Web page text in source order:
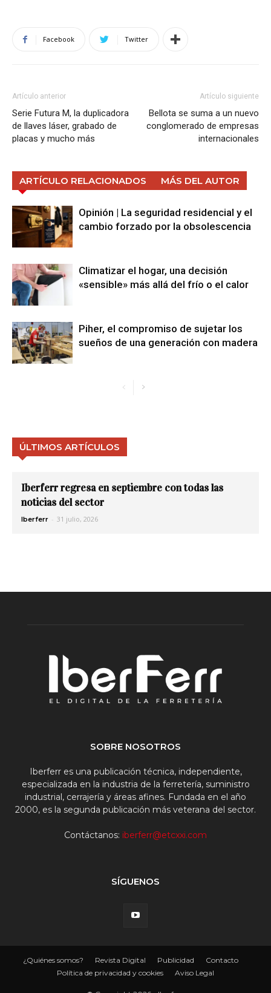
Facebook Twitter
Artículo anterior
Serie Futura M, la duplicadora
de llaves láser, grabado de
placas y mucho más
Artículo siguiente
Bellota se suma a un nuevo
conglomerado de empresas
internacionales
ARTÍCULO RELACIONADOS MÁS DEL AUTOR
Opinión | La seguridad residencial y el
cambio forzado por la obsolescencia
Climatizar el hogar, una decisión
«sensible» más allá del frío o el calor
Piher, el compromiso de sujetar los
sueños de una generación con madera
ÚLTIMOS ARTÍCULOS
Iberferr regresa en septiembre con todas las
noticias del sector
Iberferr - 31 julio, 2026
SOBRE NOSOTROS
Iberferr es una publicación técnica, independiente,
especializada en la industria de la ferretería, suministro
industrial, cerrajería y áreas afines. Fundada en el año
2000, es la segunda publicación más veterana del sector.
Contáctanos: iberferr@etcxxi.com
SÍGUENOS
¿Quiénes somos? Revista Digital Publicidad
Contacto
Política de privacidad y cookies
Aviso Legal